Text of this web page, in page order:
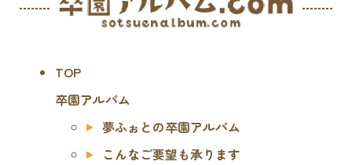
TOP
卒園アルバム
夢ふぉとの卒園アルバム
こんなご要望も承ります